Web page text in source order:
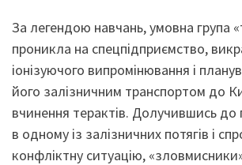
За легендою навчань, умовна група
проникла на спецпідприємство,
іонізуючого випромінювання і
його залізничним транспортом до
вчинення терактів. Долучившись до
в одному із залізничних потягів і
конфліктну ситуацію,